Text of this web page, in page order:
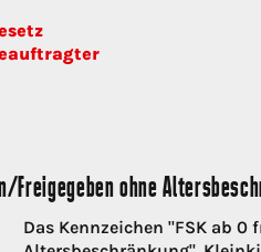
Freigegeben ohne
Das Kennzeichen "FSK ab